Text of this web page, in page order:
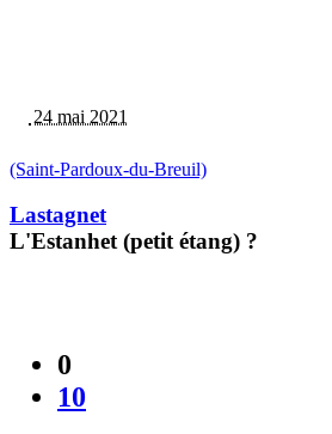
24 mai 2021
(Saint-Pardoux-du-Breuil)
Lastagnet
L'Estanhet (petit étang) ?
0
10